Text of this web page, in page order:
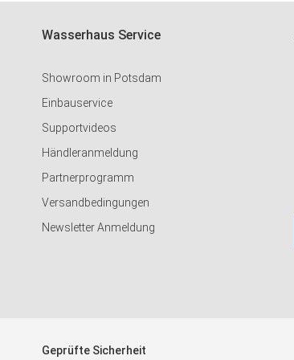
Wasserhaus Service
Showroom in Potsdam
Einbauservice
Supportvideos
Händleranmeldung
Partnerprogramm
Versandbedingungen
Newsletter Anmeldung
Geprüfte Sicherheit